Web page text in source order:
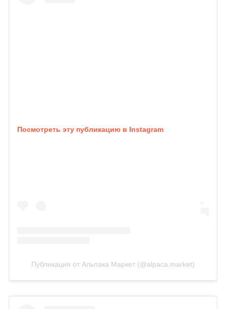
Посмотреть эту публикацию в Instagram
Публикация от Альпака Маркет (@alpaca.market)